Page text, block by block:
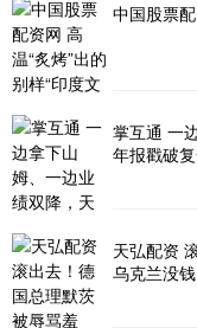
中国股票
掌互通 一
年报戳破
天弘配资
乌克兰没